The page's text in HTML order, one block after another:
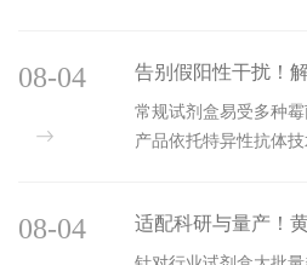
告别假阳性干扰！
的高特异性检测优
常规试剂盒易受多种
产品依托特异性抗体
08-04
适配科研与量产！
采购与原料选配方
08-04